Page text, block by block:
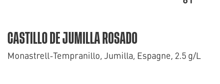
CASTILLO DE JUMILLA ROSADO
Monastrell-Tempranillo, Jumilla, Espagne, 2.5 g/L